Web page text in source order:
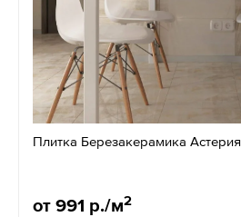
Плитка Березакерамика Астерия
от 991 р./м2